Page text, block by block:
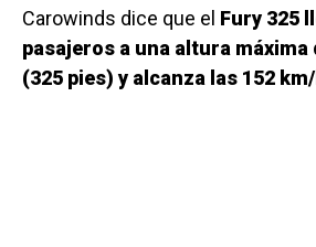
Carowinds dice que el Fury 325
pasajeros a una altura máxima
(325 pies) y alcanza las 152